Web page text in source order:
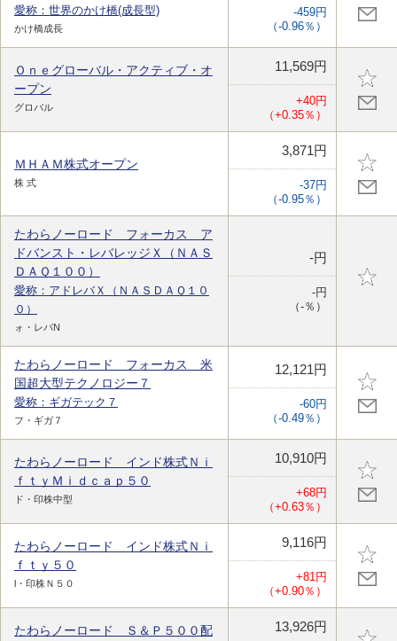
愛称：世界のかけ橋(成長型)
かけ橋成長
-459円
（-0.96％）
Ｏｎｅグローバル・アクティブ・オ
ープン
グロバル
11,569円
+40円
（+0.35％）
ＭＨＡＭ株式オープン
株 式
3,871円
-37円
（-0.95％）
たわらノーロード フォーカス ア
ドバンスト・レバレッジＸ（ＮＡＳ
ＤＡＱ１００）
愛称：アドレバＸ（ＮＡＳＤＡＱ１０
０）
ォ・レバN
-円
-円
（-％）
たわらノーロード フォーカス 米
国超大型テクノロジー７
愛称：ギガテック７
フ・ギガ７
12,121円
-60円
（-0.49％）
たわらノーロード インド株式Ｎｉ
ｆｔｙＭｉｄｃａｐ５０
ド・印株中型
10,910円
+68円
（+0.63％）
たわらノーロード インド株式Ｎｉ
ｆｔｙ５０
l・印株Ｎ５０
9,116円
+81円
（+0.90％）
たわらノーロード Ｓ＆Ｐ５００配
13,926円